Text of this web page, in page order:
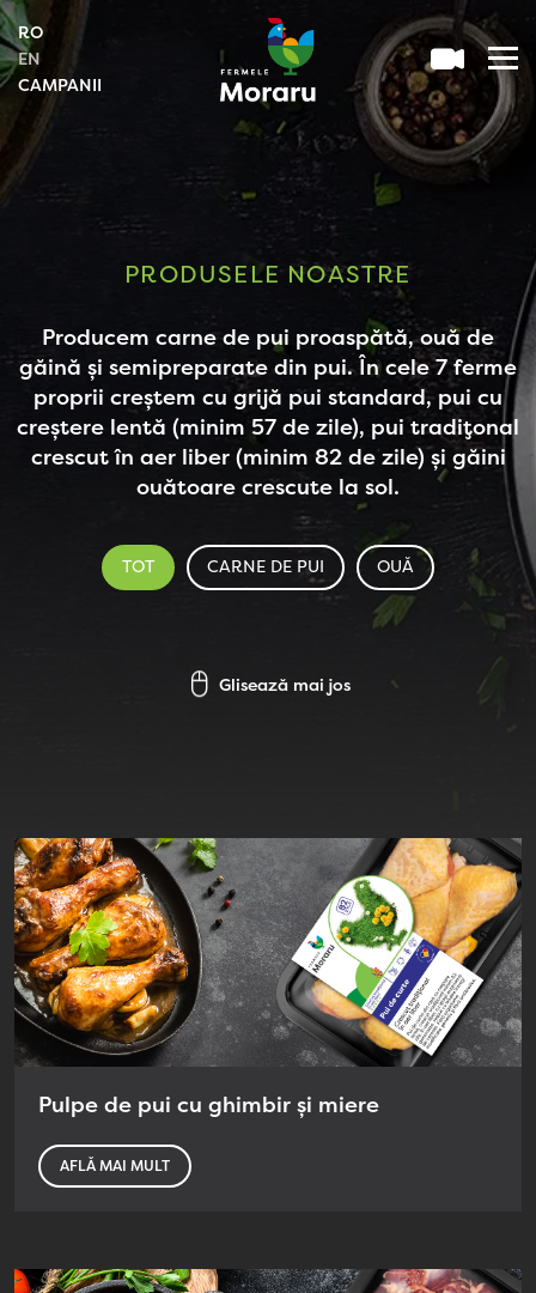
RO
EN
CAMPANII
PRODUSELE NOASTRE
Producem carne de pui proaspătă, ouă de
găină și semipreparate din pui. În cele 7 ferme
proprii creștem cu grijă pui standard, pui cu
creștere lentă (minim 57 de zile), pui tradițonal
crescut în aer liber (minim 82 de zile) și găini
ouătoare crescute la sol.
TOT CARNE DE PUI OUĂ
Glisează mai jos
Pulpe de pui cu ghimbir și miere
AFLĂ MAI MULT